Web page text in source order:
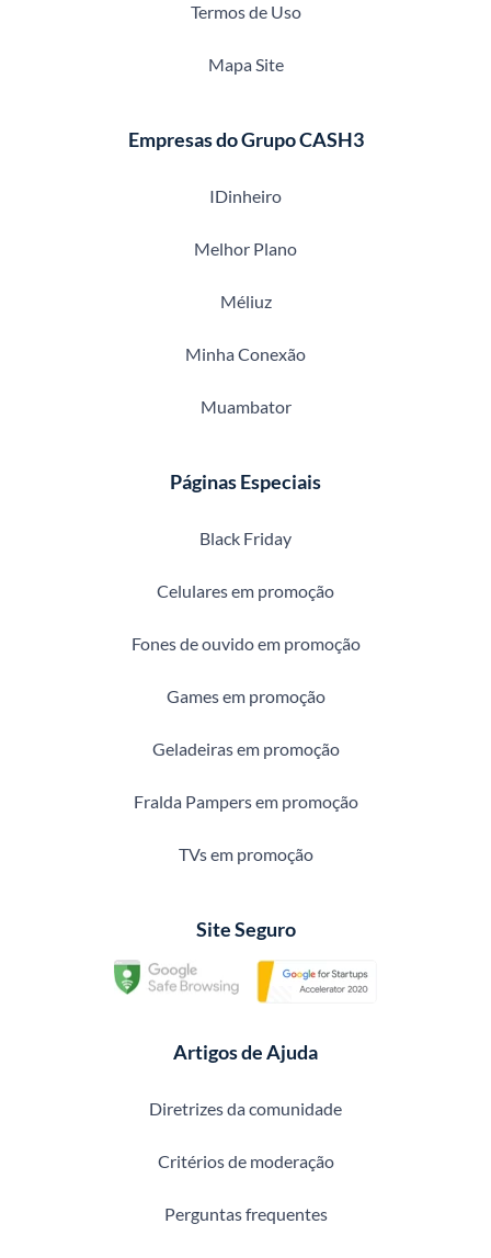
Termos de Uso
Mapa Site
Empresas do Grupo CASH3
IDinheiro
Melhor Plano
Méliuz
Minha Conexão
Muambator
Páginas Especiais
Black Friday
Celulares em promoção
Fones de ouvido em promoção
Games em promoção
Geladeiras em promoção
Fralda Pampers em promoção
TVs em promoção
Site Seguro
Artigos de Ajuda
Diretrizes da comunidade
Critérios de moderação
Perguntas frequentes